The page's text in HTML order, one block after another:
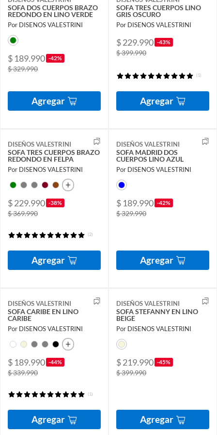
SOFA DOS CUERPOS BRAZO
REDONDO EN LINO VERDE
Por DISENOS VALESTRINI
$ 189.990 -42%
$ 329.990
Agregar
SOFA TRES CUERPOS LINO
GRIS OSCURO
Por DISENOS VALESTRINI
$ 229.990 -43%
$ 399.990
(1)
Agregar
DISEÑOS VALESTRINI
SOFA TRES CUERPOS BRAZO
REDONDO EN FELPA
Por DISENOS VALESTRINI
$ 229.990 -38%
$ 369.990
(2)
Agregar
DISEÑOS VALESTRINI
SOFA MADRID DOS
CUERPOS LINO AZUL
Por DISENOS VALESTRINI
$ 189.990 -42%
$ 329.990
Agregar
DISEÑOS VALESTRINI
SOFA CARIBE EN LINO
CARIBE
Por DISENOS VALESTRINI
$ 189.990 -44%
$ 339.990
(1)
Agregar
DISEÑOS VALESTRINI
SOFA STEFANNY EN LINO
BEIGE
Por DISENOS VALESTRINI
$ 219.990 -45%
$ 399.990
Agregar